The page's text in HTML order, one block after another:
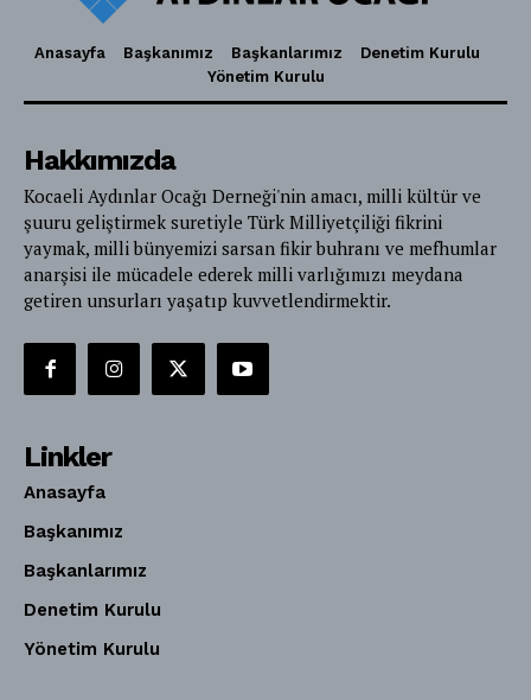
Anasayfa Başkanımız Başkanlarımız
Denetim Kurulu
Yönetim Kurulu
Hakkımızda
Kocaeli Aydınlar Ocağı Derneği'nin amacı, milli kültür ve
şuuru geliştirmek suretiyle Türk Milliyetçiliği fikrini
yaymak, milli bünyemizi sarsan fikir buhranı ve mefhumlar
anarşisi ile mücadele ederek milli varlığımızı meydana
getiren unsurları yaşatıp kuvvetlendirmektir.
Linkler
Anasayfa
Başkanımız
Başkanlarımız
Denetim Kurulu
Yönetim Kurulu